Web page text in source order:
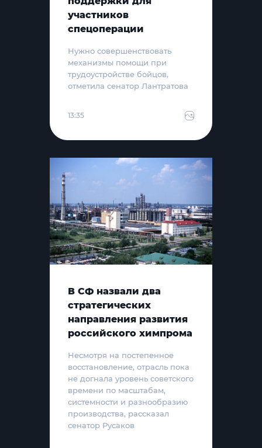
участников
спецоперации
Нужно совершенствовать
механизмы помощи при
трудоустройстве бойцов,
отметила сенатор Лантратова
13:35
В СФ назвали два
стратегических
направления развития
российского химпрома
Несмотря на постепенное
восстановление, отрасль пока
не догнала уровень советского
времени по масштабам,
системности и разнообразию
производства, рассказал
сенатор Русаков